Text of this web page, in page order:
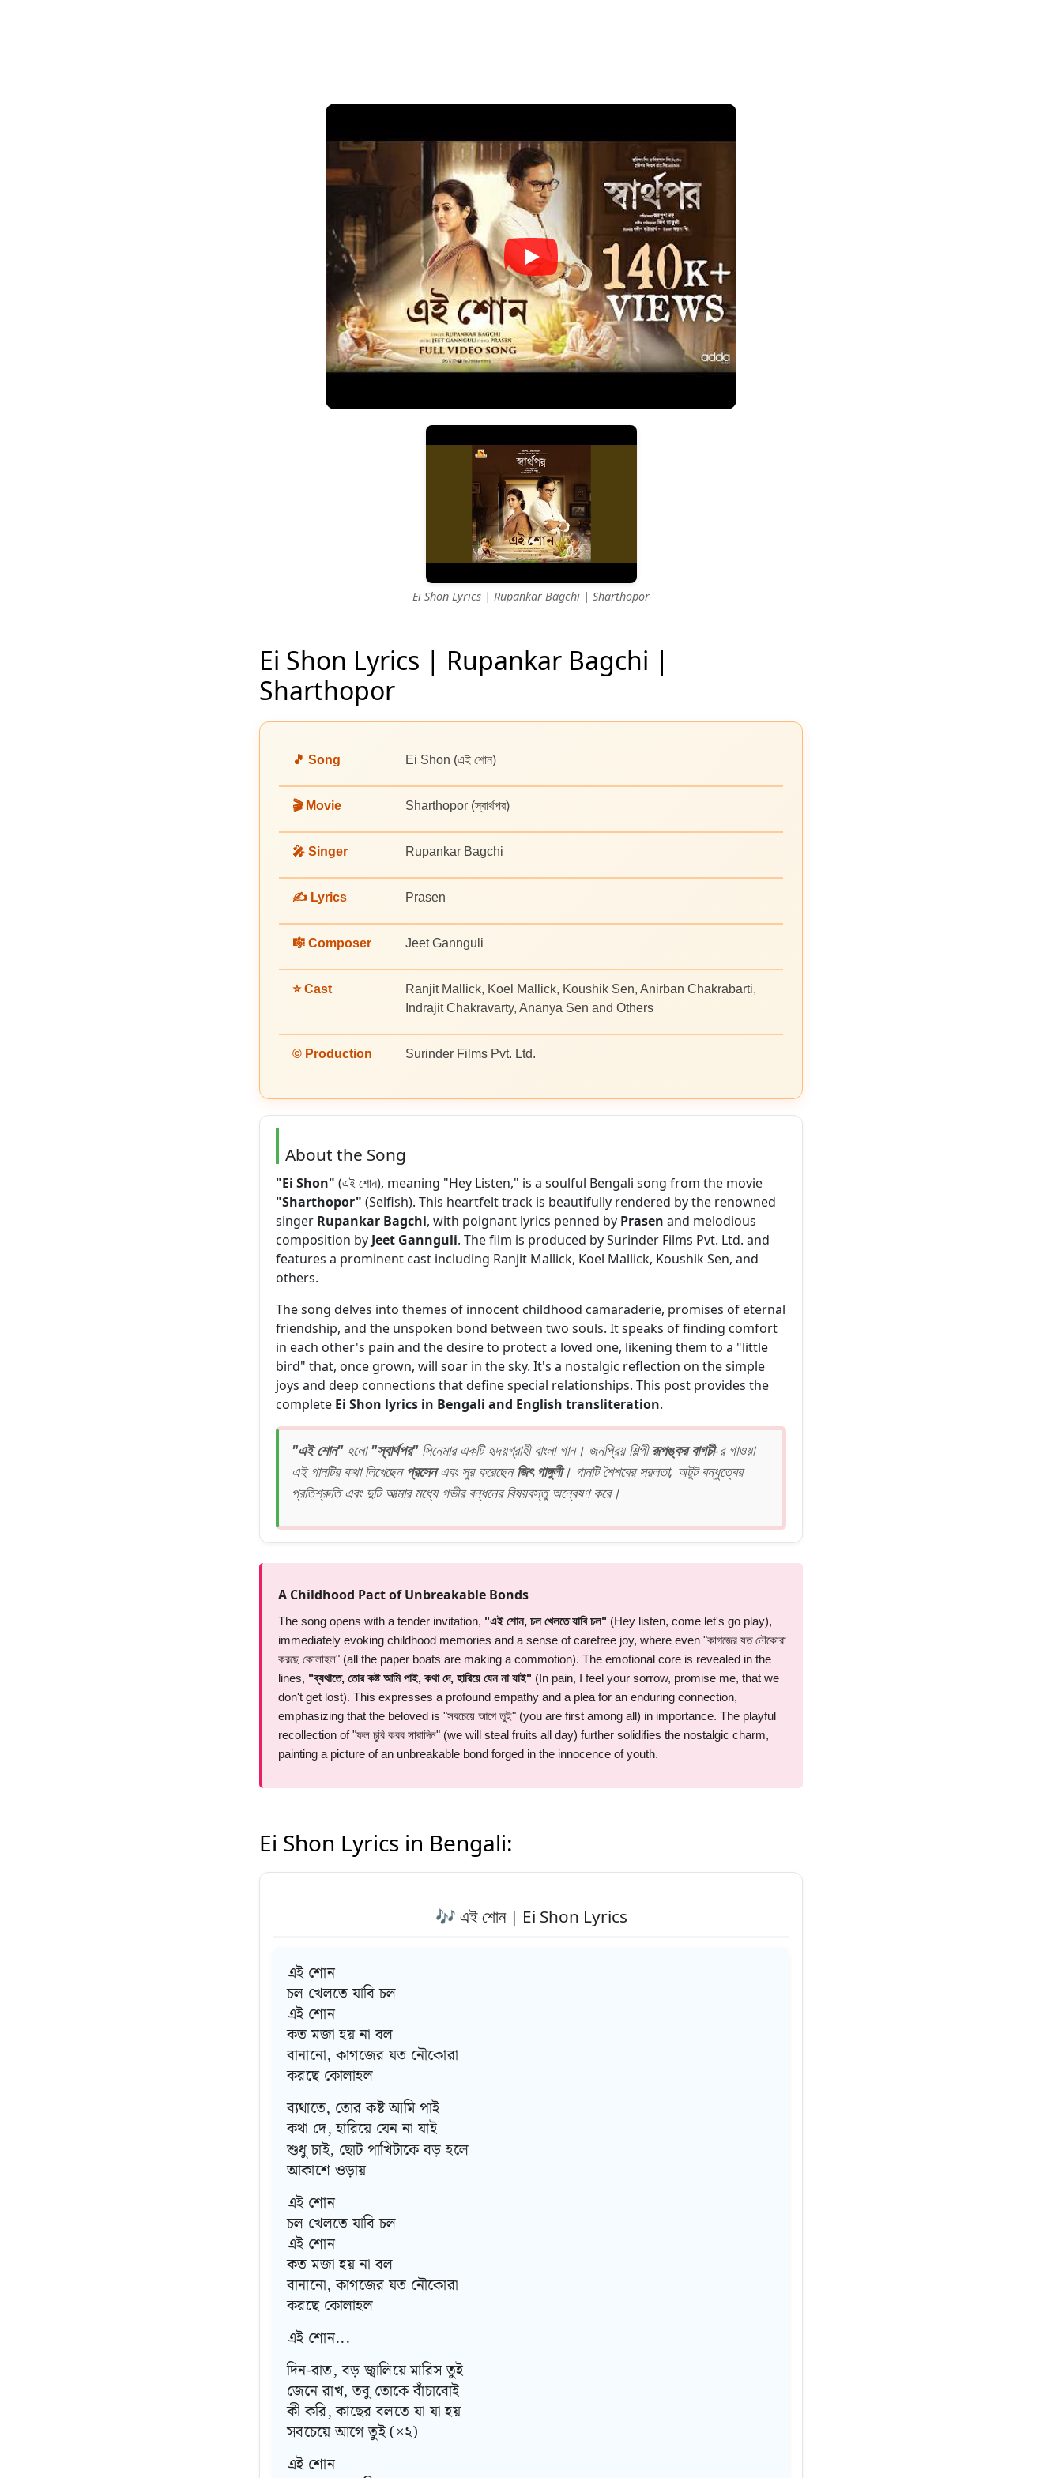
Ei Shon Lyrics | Rupankar Bagchi | Sharthopor
Ei Shon Lyrics | Rupankar Bagchi |
Sharthopor
🎵 Song Ei Shon (এই শোন)
🎬 Movie Sharthopor (স্বার্থপর)
🎤 Singer Rupankar Bagchi
✍️ Lyrics Prasen
🎼 Composer Jeet Gannguli
⭐ Cast
Ranjit Mallick, Koel Mallick, Koushik Sen, Anirban Chakrabarti,
Indrajit Chakravarty, Ananya Sen and Others
© Production Surinder Films Pvt. Ltd.
About the Song
"Ei Shon" (এই শোন), meaning "Hey Listen," is a soulful Bengali song from the movie
"Sharthopor" (Selfish). This heartfelt track is beautifully rendered by the renowned
singer Rupankar Bagchi, with poignant lyrics penned by Prasen and melodious
composition by Jeet Gannguli. The film is produced by Surinder Films Pvt. Ltd. and
features a prominent cast including Ranjit Mallick, Koel Mallick, Koushik Sen, and
others.
The song delves into themes of innocent childhood camaraderie, promises of eternal
friendship, and the unspoken bond between two souls. It speaks of finding comfort
in each other's pain and the desire to protect a loved one, likening them to a "little
bird" that, once grown, will soar in the sky. It's a nostalgic reflection on the simple
joys and deep connections that define special relationships. This post provides the
complete Ei Shon lyrics in Bengali and English transliteration.
"এই শোন"হলো"স্বার্থপর"সিনেমার একটি হৃদয়গ্রাহী বাংলা গান। জনপ্রিয় শিল্পীরূপঙ্কর বাগচী-র গাওয়া
এই গানটির কথা লিখেছেনপ্রসেনএবং সুর করেছেনজিৎ গাঙ্গুলী। গানটি শৈশবের সরলতা, অটুট বন্ধুত্বের
প্রতিশ্রুতি এবং দুটি আত্মার মধ্যে গভীর বন্ধনের বিষয়বস্তু অন্বেষণ করে।
A Childhood Pact of Unbreakable Bonds
The song opens with a tender invitation, "এই শোন, চল খেলতে যাবি চল" (Hey listen, come let's go play),
immediately evoking childhood memories and a sense of carefree joy, where even "কাগজের যত নৌকোরা
করছে কোলাহল" (all the paper boats are making a commotion). The emotional core is revealed in the
lines, "ব্যথাতে, তোর কষ্ট আমি পাই, কথা দে, হারিয়ে যেন না যাই" (In pain, I feel your sorrow, promise me, that we
don't get lost). This expresses a profound empathy and a plea for an enduring connection,
emphasizing that the beloved is "সবচেয়ে আগে তুই" (you are first among all) in importance. The playful
recollection of "ফল চুরি করব সারাদিন" (we will steal fruits all day) further solidifies the nostalgic charm,
painting a picture of an unbreakable bond forged in the innocence of youth.
Ei Shon Lyrics in Bengali:
🎶 এই শোন | Ei Shon Lyrics
এই শোন
চল খেলতে যাবি চল
এই শোন
কত মজা হয় না বল
বানানো, কাগজের যত নৌকোরা
করছে কোলাহল
ব্যথাতে, তোর কষ্ট আমি পাই
কথা দে, হারিয়ে যেন না যাই
শুধু চাই, ছোট পাখিটাকে বড় হলে
আকাশে ওড়ায়
এই শোন
চল খেলতে যাবি চল
এই শোন
কত মজা হয় না বল
বানানো, কাগজের যত নৌকোরা
করছে কোলাহল
এই শোন...
দিন-রাত, বড় জ্বালিয়ে মারিস তুই
জেনে রাখ, তবু তোকে বাঁচাবোই
কী করি, কাছের বলতে যা যা হয়
সবচেয়ে আগে তুই (×২)
এই শোন